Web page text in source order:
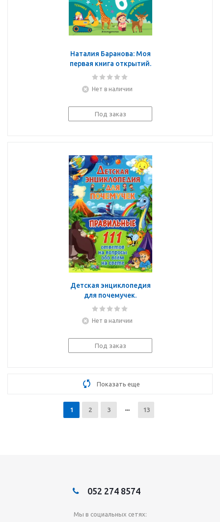
Наталия Баранова: Моя
первая книга открытий.
Для детей от 6-и лет
Нет в наличии
Под заказ
Детская энциклопедия
для почемучек.
Правильные 111
всем на свете
Нет в наличии
Под заказ
Показать еще
1 2 3 13
052 274 8574
Мы в социальных сетях: